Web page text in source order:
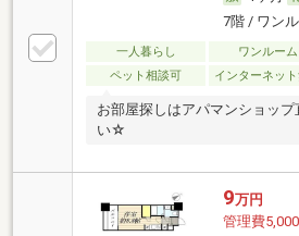
7階 / ワン
一人暮らし ワンルーム
ペット相談可
インターネッ
お部屋探しはアパマンショップ
い☆
9万円
管理費